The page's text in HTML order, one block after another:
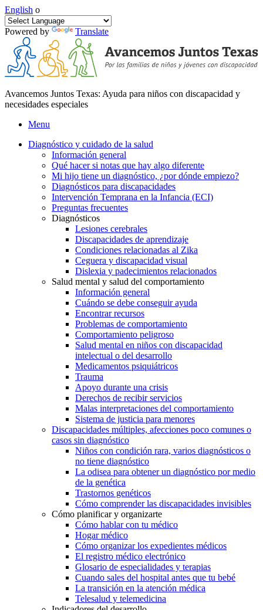
English o
Powered by Translate
Avancemos Juntos Texas: Ayuda para niños con discapacidad y
necesidades especiales
Menu
Diagnóstico y cuidado de la salud
Información general
Qué hacer si notas que hay algo diferente
Mi hijo tiene un diagnóstico, ¿por dónde empiezo?
Diagnósticos para discapacidades
Intervención Temprana en la Infancia (ECI)
Preguntas frecuentes
Diagnósticos
Lesiones cerebrales
Discapacidades de aprendizaje
Condiciones relacionadas al Zika
Ceguera y discapacidad visual
Dislexia y padecimientos relacionados
Salud mental y salud del comportamiento
Información general
Cuándo se debe conseguir ayuda
Encontrar recursos
Problemas de comportamiento
Comportamiento peligroso
Salud mental en niños con discapacidad
intelectual o del desarrollo
Medicamentos psiquiátricos
Trauma
Apoyo durante una crisis
Derechos de recibir servicios
Malas interpretaciones del comportamiento
Sistema de justicia para menores
Discapacidades múltiples, afecciones poco comunes o
casos sin diagnóstico
Niños con condición rara, varios diagnósticos o
no tiene diagnóstico
La odisea para obtener un diagnóstico por medio
de la genética
Trastornos genéticos
Cómo comprender las discapacidades invisibles
Cómo planificar y organizarte
Cómo hablar con tu médico
Hogar médico
Cómo organizar los expedientes médicos
El registro médico electrónico
Glosario de especialidades y terapias
Cuando sales del hospital antes que tu bebé
La transición en la atención médica
Telesalud y telemedicina